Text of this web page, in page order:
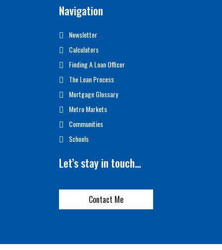
Navigation
Newsletter
Calculators
Finding A Loan Officer
The Loan Process
Mortgage Glossary
Metro Markets
Communities
Schools
Let’s stay in touch…
Contact Me